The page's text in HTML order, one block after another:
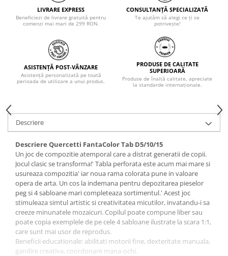
LIVRARE EXPRESS
Beneficiezi de livrare gratuită pentru
comenzi mai mari de 299 RON.
CONSULTANȚĂ SPECIALIZATĂ
Te ajutăm să alegi ce ți se
potrivește!
ASISTENȚĂ POST-VÂNZARE
Asistență personalizată pe toată
perioada de utilizare a unui produs.
PRODUSE DE CALITATE
SUPERIOARĂ
Produse de înaltă calitate, apreciate
la standarde internaționale.
Descriere
Descriere Quercetti FantaColor Tab D5/10/15
Un joc de compozitie atemporal care a distrat generatii de copii.
Jocul clasic se transforma!' Tabla perforata este acum mai mare si
usureaza compozitia' iar noua rama colorata pune in valoare
opera de arta. Un cos la indemana pentru depozitarea pieselor
peg si 4 sabloane mari completeaza sortimentul.' Acest joc
stimuleaza simtul artistic si creativitatea micutilor, invatandu-i sa
creeze minunatele mozaicuri. Copilul poate compune liber sau
poate copia exemplele de pe cele 4 sabloane ilustrate la scara 1:1,
care sunt mai usor de reprodus.
Beneficii educationale: abilitati motorii fine, dexteritate manuala,
gandire creativa, coordonare mana-ochi.